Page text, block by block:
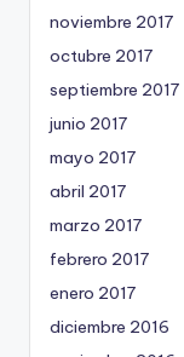
noviembre 2017
octubre 2017
septiembre 2017
junio 2017
mayo 2017
abril 2017
marzo 2017
febrero 2017
enero 2017
diciembre 2016